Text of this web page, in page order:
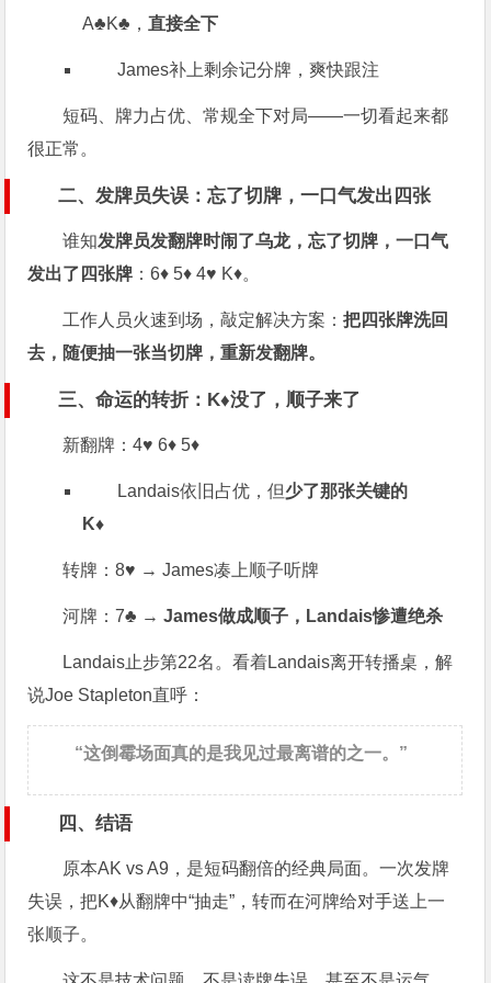
A♣K♣，直接全下
James补上剩余记分牌，爽快跟注
短码、牌力占优、常规全下对局——一切看起来都
很正常。
二、发牌员失误：忘了切牌，一口气发出四张
谁知发牌员发翻牌时闹了乌龙，忘了切牌，一口气
发出了四张牌 ：6♦ 5♦ 4♥ K♦。
工作人员火速到场，敲定解决方案：把四张牌洗回
去，随便抽一张当切牌，重新发翻牌。
三、命运的转折：K♦没了，顺子来了
新翻牌：4♥ 6♦ 5♦
Landais依旧占优，但少了那张关键的
K♦
转牌：8♥ → James凑上顺子听牌
河牌：7♣ →James做成顺子，Landais惨遭绝杀
Landais止步第22名。看着Landais离开转播桌，解
说Joe Stapleton直呼：
“这倒霉场面真的是我见过最离谱的之一。”
四、结语
原本AK vs A9，是短码翻倍的经典局面。一次发牌
失误，把K♦从翻牌中“抽走”，转而在河牌给对手送上一
张顺子。